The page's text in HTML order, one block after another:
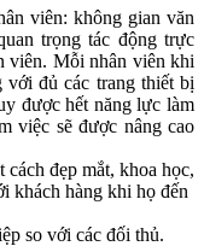
viên: không gian văn
trọng tác động trực
viên. Mỗi nhân viên khi
đủ các trang thiết bị
được hết năng lực làm
việc sẽ được nâng cao
đẹp mắt, khoa học,
khách hàng khi họ đến
so với các đối thủ.